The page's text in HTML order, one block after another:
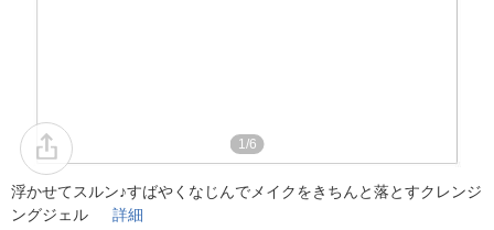
1/6
浮かせてスルン♪すばやくなじんでメイクをきちんと落とすクレンジ
ングジェル 詳細